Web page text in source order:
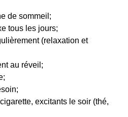
de sommeil;
tous les jours;
(relaxation et
au réveil;
excitants le soir (thé,